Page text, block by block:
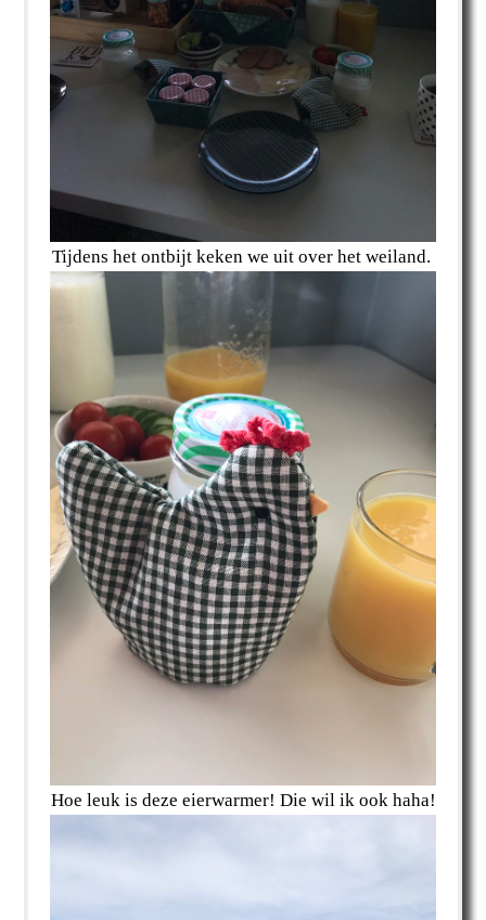
Tijdens het ontbijt keken we uit over het weiland.
Hoe leuk is deze eierwarmer! Die wil ik ook haha!